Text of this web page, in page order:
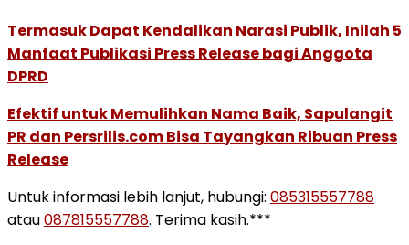
Termasuk Dapat Kendalikan Narasi Publik, Inilah 5
Manfaat Publikasi Press Release bagi Anggota
DPRD
Efektif untuk Memulihkan Nama Baik, Sapulangit
PR dan Persrilis.com Bisa Tayangkan Ribuan Press
Release
Untuk informasi lebih lanjut, hubungi: 085315557788
atau087815557788. Terima kasih.***